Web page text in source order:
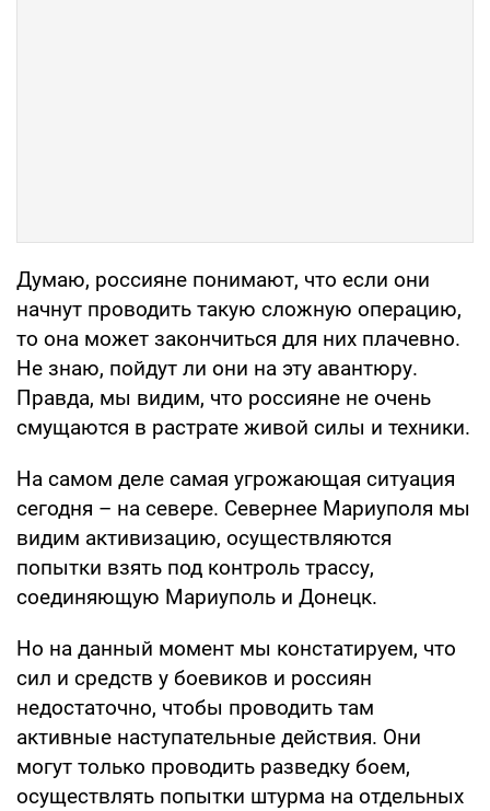
Думаю, россияне понимают, что если они
начнут проводить такую сложную операцию,
то она может закончиться для них плачевно.
Не знаю, пойдут ли они на эту авантюру.
Правда, мы видим, что россияне не очень
смущаются в растрате живой силы и техники.
На самом деле самая угрожающая ситуация
сегодня – на севере. Севернее Мариуполя мы
видим активизацию, осуществляются
попытки взять под контроль трассу,
соединяющую Мариуполь и Донецк.
Но на данный момент мы констатируем, что
сил и средств у боевиков и россиян
недостаточно, чтобы проводить там
активные наступательные действия. Они
могут только проводить разведку боем,
осуществлять попытки штурма на отдельных